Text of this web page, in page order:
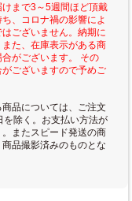
まで3～5週間ほど頂戴
、コロナ禍の影響によ
ございません。納期に
た、在庫表示がある商
がございます。 その
ございますので予めご
商品については、ご注文
除く。お支払い方法が
またスピード発送の商
品撮影済みのものとな